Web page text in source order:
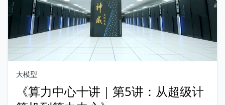
大模型
《算力中心十讲｜第5讲：从超级计